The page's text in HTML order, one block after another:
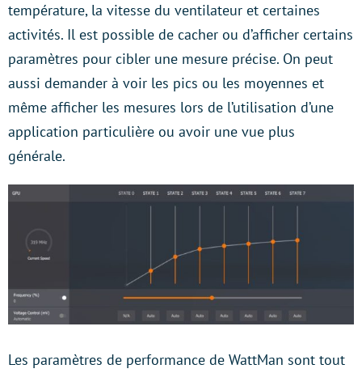
température, la vitesse du ventilateur et certaines
activités. Il est possible de cacher ou d’afficher certains
paramètres pour cibler une mesure précise. On peut
aussi demander à voir les pics ou les moyennes et
même afficher les mesures lors de l’utilisation d’une
application particulière ou avoir une vue plus
générale.
Les paramètres de performance de WattMan sont tout